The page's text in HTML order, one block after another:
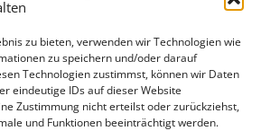
zu bieten, verwenden wir Technologien wie
zu speichern und/oder darauf
Technologien zustimmst, können wir Daten
eindeutige IDs auf dieser Website
Zustimmung nicht erteilst oder zurückziehst,
und Funktionen beeinträchtigt werden.
gespielt, die Kirche zu fördern
Presse zu verschaffen,
Moslems und andere
Völker